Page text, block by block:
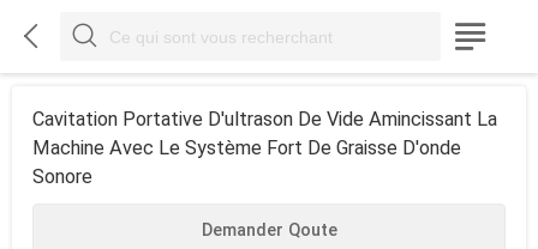
  
Cavitation Portative D'ultrason De Vide Amincissant La
Machine Avec Le Système Fort De Graisse D'onde
Sonore
Demander Qoute